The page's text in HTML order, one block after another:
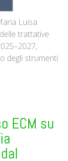
Luisa
trattative
degli strumenti
ECM su